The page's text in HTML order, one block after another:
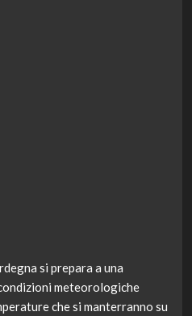
si prepara a una
meteorologiche
che si manterranno su